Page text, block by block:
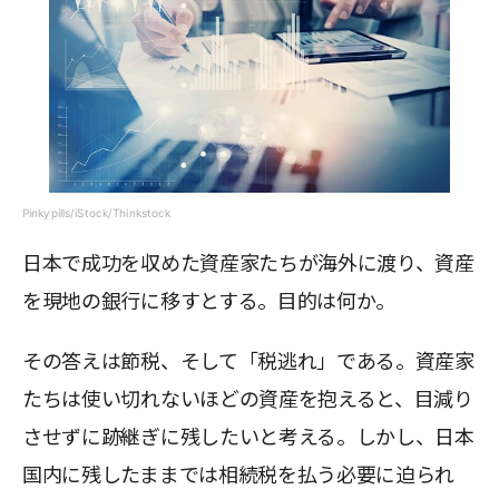
Pinkypills/iStock/Thinkstock
日本で成功を収めた資産家たちが海外に渡り、資産
を現地の銀行に移すとする。目的は何か。
その答えは節税、そして「税逃れ」である。資産家
たちは使い切れないほどの資産を抱えると、目減り
させずに跡継ぎに残したいと考える。しかし、日本
国内に残したままでは相続税を払う必要に迫られ